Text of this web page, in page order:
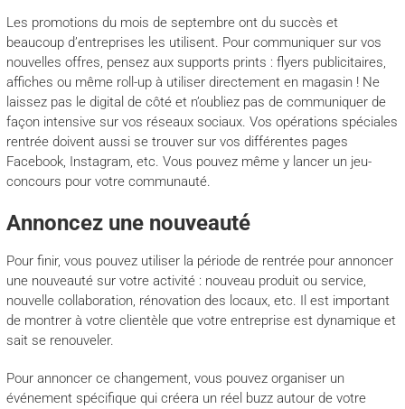
Les promotions du mois de septembre ont du succès et
beaucoup d’entreprises les utilisent. Pour communiquer sur vos
nouvelles offres, pensez aux supports prints : flyers publicitaires,
affiches ou même roll-up à utiliser directement en magasin ! Ne
laissez pas le digital de côté et n’oubliez pas de communiquer de
façon intensive sur vos réseaux sociaux. Vos opérations spéciales
rentrée doivent aussi se trouver sur vos différentes pages
Facebook, Instagram, etc. Vous pouvez même y lancer un jeu-
concours pour votre communauté.
Annoncez une nouveauté
Pour finir, vous pouvez utiliser la période de rentrée pour annoncer
une nouveauté sur votre activité : nouveau produit ou service,
nouvelle collaboration, rénovation des locaux, etc. Il est important
de montrer à votre clientèle que votre entreprise est dynamique et
sait se renouveler.
Pour annoncer ce changement, vous pouvez organiser un
événement spécifique qui créera un réel buzz autour de votre